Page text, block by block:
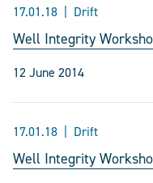
17.01.18 Drift
Well Integrity
12 June 2014
17.01.18 Drift
Well Integrity